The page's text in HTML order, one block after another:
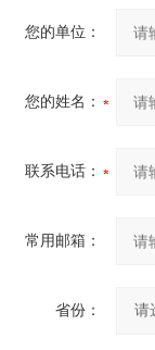
您的单位：
您的姓名：
联系电话：
常用邮箱：
省份：